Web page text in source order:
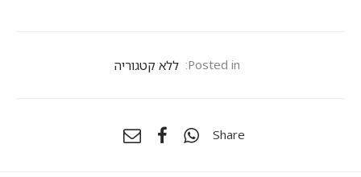
Posted in: ללא קטגוריה
Share